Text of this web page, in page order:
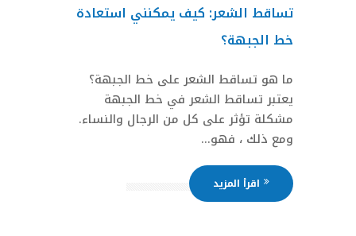
تساقط الشعر: كيف يمكنني استعادة
خط الجبهة؟
ما هو تساقط الشعر على خط الجبهة؟
يعتبر تساقط الشعر في خط الجبهة
مشكلة تؤثر على كل من الرجال والنساء.
ومع ذلك ، فهو...
اقرأ المزيد